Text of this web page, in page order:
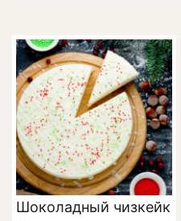
Шоколадный чизкейк